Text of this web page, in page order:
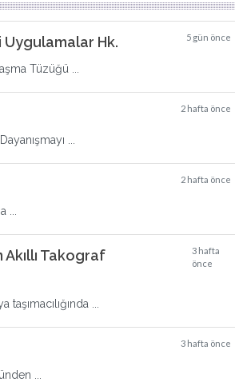
Uygulamalar Hk. 5 gün önce
Tüzüğü ...
2 hafta önce
...
2 hafta önce
Takograf
3 hafta
önce
...
3 hafta önce
...